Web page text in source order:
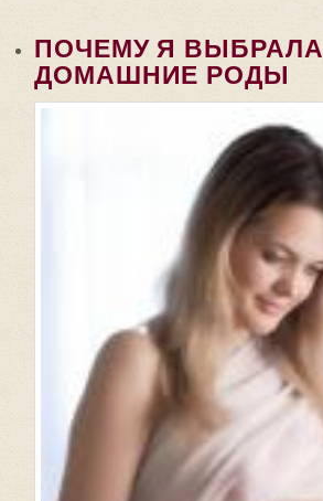
ПОЧЕМУ Я ВЫБРАЛА
ДОМАШНИЕ РОДЫ